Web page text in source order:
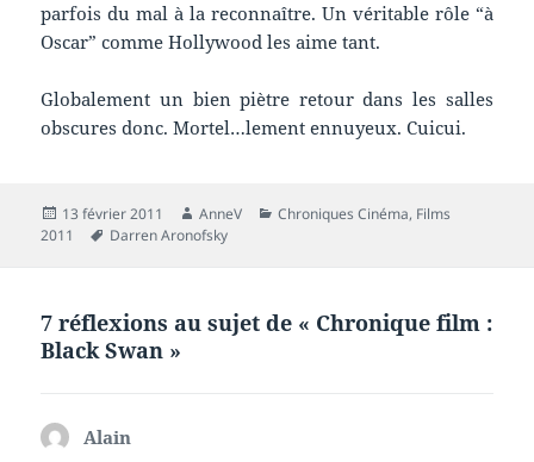
parfois du mal à la reconnaître. Un véritable rôle “à
Oscar” comme Hollywood les aime tant.
Globalement un bien piètre retour dans les salles
obscures donc. Mortel…lement ennuyeux. Cuicui.
Publié
le
13 février 2011 Auteur
AnneV Catégories
Chroniques Cinéma, Films
2011
Mots-
Darren Aronofsky
7 réflexions au sujet de « Chronique film :
Black Swan »
Alain